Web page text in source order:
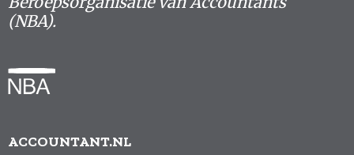
(NBA).
ACCOUNTANT.NL